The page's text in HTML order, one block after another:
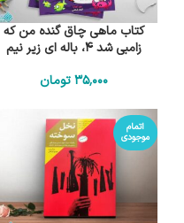
کتاب ماهی چاق گنده من که
زامبی شد 4، باله ای زیر نیم
35٬000تومان
اتمام
موجودی